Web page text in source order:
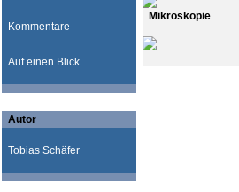
Kommentare
Auf einen Blick
Autor
Tobias Schäfer
Mikroskopie